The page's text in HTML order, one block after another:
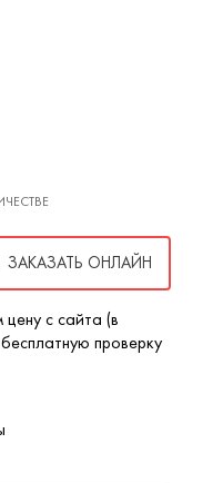
ЗАКАЗАТЬ ОНЛАЙН
с сайта (в
проверку